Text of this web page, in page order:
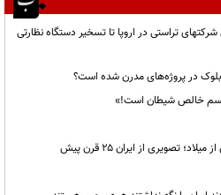
تراستی در اروپا تا تسخیر دستگاه نظارتی
در پروژه‌های مدرن شده است؟
خالص شیطان است!»